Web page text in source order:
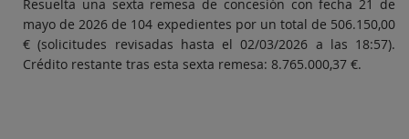
Resuelta una sexta remesa de concesión con fecha 21 de
mayo de 2026 de 104 expedientes por un total de 506.150,00
€ (solicitudes revisadas hasta el 02/03/2026 a las 18:57).
Crédito restante tras esta sexta remesa: 8.765.000,37 €.